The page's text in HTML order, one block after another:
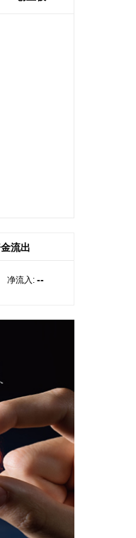
高纯三甲基
团、抖音集
台企业和服
广等提出意
，构建亲清
政府的精准
商出海产业
推动政策红
境电商版图
部部长李国英
河、淮河、
，分析研判
流出
净流入: --